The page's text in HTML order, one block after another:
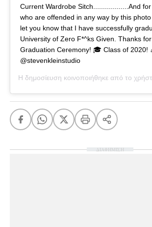
Current Wardrobe Sitch..................And
who are offended in any way by this
let you know that I have successfully
University of Zero F*^ks Given. Thanks
Graduation Ceremony! 🎓 Class of 2020!
@stevenkleinstudio
Η δημοσίευση κοινοποιήθηκε από το
ΔΙΑΦΗΜΙΣΗ